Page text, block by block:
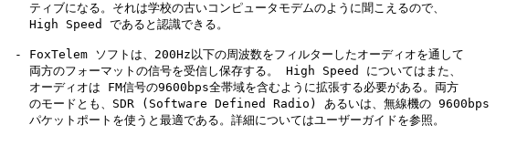
   ティブになる。それは学校の古いコンピュータモデムのように聞こえるので、
   High Speed であると認識できる。
- FoxTelem ソフトは、200Hz以下の周波数をフィルターしたオーディオを通して
   両方のフォーマットの信号を受信し保存する。 High Speed についてはまた、
   オーディオは FM信号の9600bps全帯域を含むように拡張する必要がある。両方
   のモードとも、SDR (Software Defined Radio) あるいは、無線機の 9600bps
   パケットポートを使うと最適である。詳細についてはユーザーガイドを参照。